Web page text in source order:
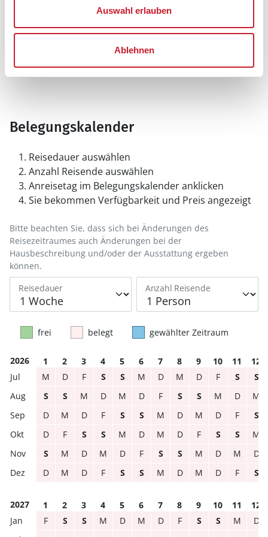
Auswahl erlauben
Ablehnen
Belegungskalender
Reisedauer auswählen
Anzahl Reisende auswählen
Anreisetag im Belegungskalender anklicken
Sie bekommen Verfügbarkeit und Preis angezeigt
Reisedauer Anzahl Reisende
Bitte beachten Sie, dass sich bei Änderungen des
Reisezeitraumes auch Änderungen bei der
Hausbeschreibung und/oder der Ausstattung ergeben
können.
frei belegt gewählter Zeitraum
2026 1 2 3 4 5 6 7 8 9 10 11
12
M
D F S S M D M D F S
S
S
S M D M D F S S M D
M
D
M D F S S M D M D F
S
D
F S S M D M D F S S
M
S
M D M D F S S M D M
D
D
M D F S S M D M D F S
2027 1 2 3 4 5 6 7 8 9 10 11
12
F
S S M D M D F S S M
D